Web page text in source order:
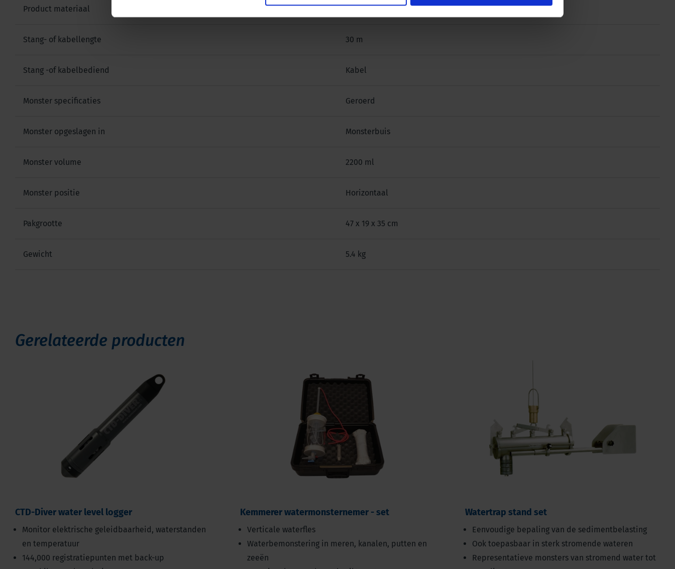
Product materiaal PVC, ander materiaal
Stang- of kabellengte 30 m
Stang -of kabelbediend Kabel
Monster specificaties Geroerd
Monster opgeslagen in Monsterbuis
Monster volume 2200 ml
Monster positie Horizontaal
Pakgrootte 47 x 19 x 35 cm
Gewicht 5.4 kg
Gerelateerde producten
CTD-Diver water level logger
Monitor elektrische geleidbaarheid, waterstanden
en temperatuur
144,000 registratiepunten met back-up
Kemmerer watermonsternemer - set
Verticale waterfles
Waterbemonstering in meren, kanalen, putten en
zeeën
Watertrap stand set
Eenvoudige bepaling van de sedimentbelasting
Ook toepasbaar in sterk stromende wateren
Representatieve monsters van stromend water tot